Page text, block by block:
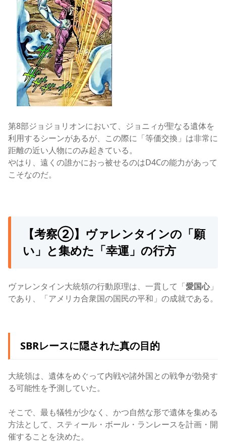
第8部ジョジョリオンにおいて、ジョニィが聖なる遺体を
利用するシーンがあるが、この際に「等価交換」は非常に
距離の近い人物にのみ起きている。
やはり、遠くの誰かにおっ被せるのはD4Cの能力があって
こそなのだ。
【考察②】ヴァレンタインの「願
い」と集めた「幸運」の行方
ヴァレンタイン大統領の行動原理は、一貫して「愛国心」
であり、「アメリカ合衆国の国民の平和」の成就である。
SBRレースに隠された真の目的
大統領は、遺体をめぐって内戦や諸外国との戦争が勃発す
る可能性を予測していた。
そこで、最も犠牲が少なく、かつ自然な形で遺体を集める
方法として、スティール・ボール・ランレースを計画・開
催することを決めた。